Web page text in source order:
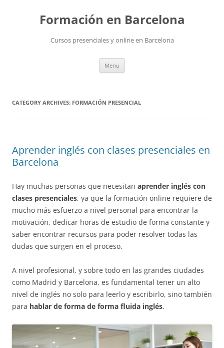
Formación en Barcelona
Cursos presenciales y online en Barcelona
Menu
CATEGORY ARCHIVES: FORMACIÓN PRESENCIAL
Aprender inglés con clases presenciales en
Barcelona
Hay muchas personas que necesitan aprender inglés con
clases presenciales, ya que la formación online requiere de
mucho más esfuerzo a nivel personal para encontrar la
motivación, dedicar horas de estudio de forma constante y
saber encontrar recursos para poder resolver todas las
dudas que surgen en el proceso.
A nivel profesional, y sobre todo en las grandes ciudades
como Madrid y Barcelona, es fundamental tener un alto
nivel de inglés no solo para leerlo y escribirlo, sino también
para hablar de forma de forma fluida inglés.